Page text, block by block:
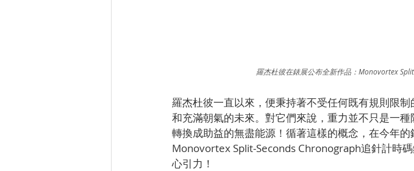
羅杰杜彼在錶展公布全新作品：Monovortex
羅杰杜彼一直以來，便秉持著不受任何既有規則限
和充滿朝氣的未來。對它們來說，重力並不只是一
轉換成助益的無盡能源！循著這樣的概念，在今年
Monovortex Split-Seconds Chronograph追針計時
心引力！